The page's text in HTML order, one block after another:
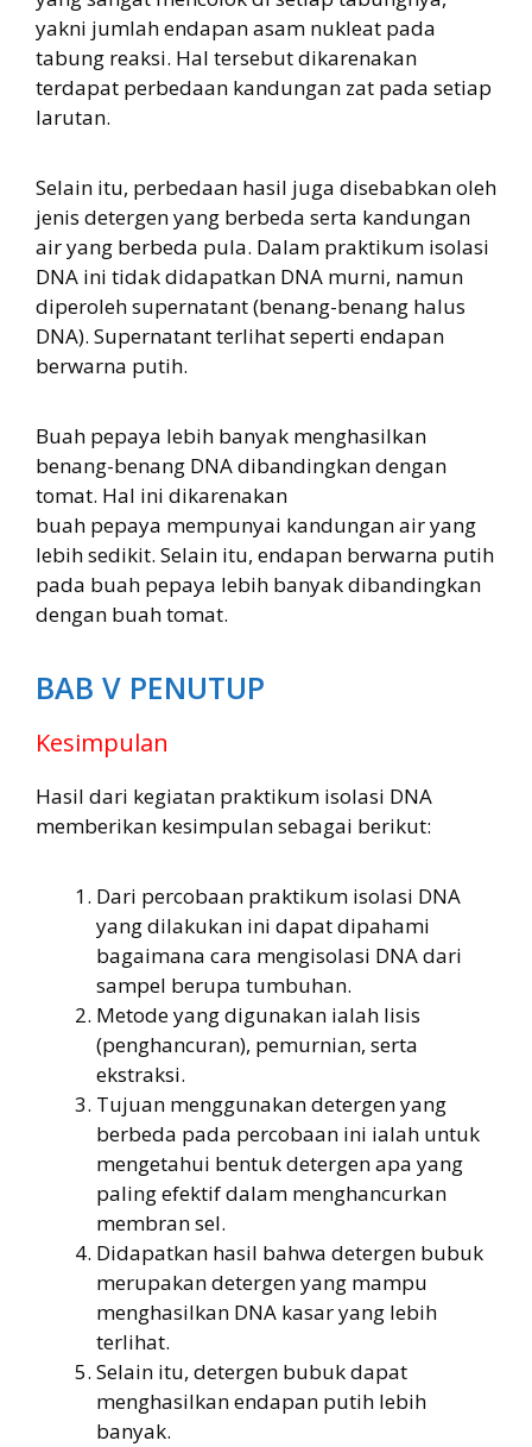
yakni jumlah endapan asam nukleat pada
tabung reaksi. Hal tersebut dikarenakan
terdapat perbedaan kandungan zat pada setiap
larutan.
Selain itu, perbedaan hasil juga disebabkan oleh
jenis detergen yang berbeda serta kandungan
air yang berbeda pula. Dalam praktikum isolasi
DNA ini tidak didapatkan DNA murni, namun
diperoleh supernatant (benang-benang halus
DNA). Supernatant terlihat seperti endapan
berwarna putih.
Buah pepaya lebih banyak menghasilkan
benang-benang DNA dibandingkan dengan
tomat. Hal ini dikarenakan
buah pepaya mempunyai kandungan air yang
lebih sedikit. Selain itu, endapan berwarna putih
pada buah pepaya lebih banyak dibandingkan
dengan buah tomat.
BAB V PENUTUP
Kesimpulan
Hasil dari kegiatan praktikum isolasi DNA
memberikan kesimpulan sebagai berikut:
Dari percobaan praktikum isolasi DNA
yang dilakukan ini dapat dipahami
bagaimana cara mengisolasi DNA dari
sampel berupa tumbuhan.
Metode yang digunakan ialah lisis
(penghancuran), pemurnian, serta
ekstraksi.
Tujuan menggunakan detergen yang
berbeda pada percobaan ini ialah untuk
mengetahui bentuk detergen apa yang
paling efektif dalam menghancurkan
membran sel.
Didapatkan hasil bahwa detergen bubuk
merupakan detergen yang mampu
menghasilkan DNA kasar yang lebih
terlihat.
Selain itu, detergen bubuk dapat
menghasilkan endapan putih lebih
banyak.